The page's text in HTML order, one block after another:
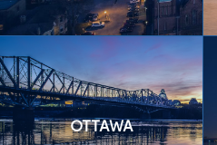
OTTAWA